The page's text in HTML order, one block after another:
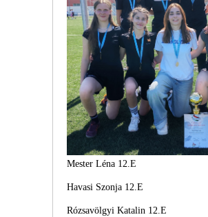
Mester Léna 12.E
Havasi Szonja 12.E
Rózsavölgyi Katalin 12.E